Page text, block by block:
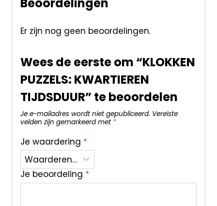
Beoordelingen
Er zijn nog geen beoordelingen.
Wees de eerste om “KLOKKEN
PUZZELS: KWARTIEREN
TIJDSDUUR” te beoordelen
Je e-mailadres wordt niet gepubliceerd. Vereiste
velden zijn gemarkeerd met *
Je waardering *
Je beoordeling *